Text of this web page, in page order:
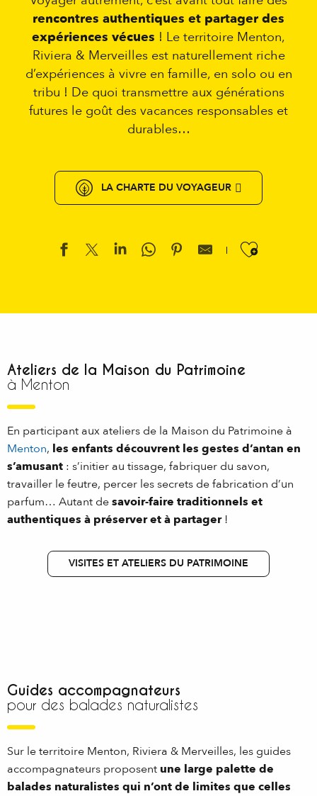
rencontres authentiques et partager des
expériences vécues ! Le territoire Menton,
Riviera & Merveilles est naturellement riche
d’expériences à vivre en famille, en solo ou en
tribu ! De quoi transmettre aux générations
futures le goût des vacances responsables et
durables…
LA CHARTE DU VOYAGEUR
Ateliers de la Maison du Patrimoine
à Menton
En participant aux ateliers de la Maison du Patrimoine à
Menton, les enfants découvrent les gestes d’antan en
s’amusant : s’initier au tissage, fabriquer du savon,
travailler le feutre, percer les secrets de fabrication d’un
parfum… Autant desavoir-faire traditionnels et
authentiques à préserver et à partager!
VISITES ET ATELIERS DU PATRIMOINE
Guides accompagnateurs
pour des balades naturalistes
Sur le territoire Menton, Riviera & Merveilles, les guides
accompagnateurs proposent une large palette de
balades naturalistes qui n’ont de limites que celles